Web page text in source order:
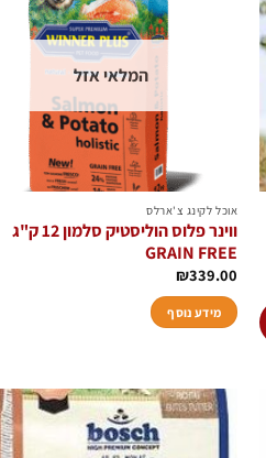
לרשימת
המשאלות
המלאי אזל
אוכל לקינג צ'ארלס
ווינר פלוס הוליסטיק סלמון 12 ק"ג
GRAIN FREE
₪339.00
מידע נוסף